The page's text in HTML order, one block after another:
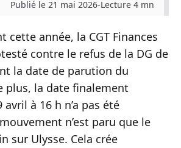
Publié le 21 mai 2026-Lecture 4 mn
cette année, la CGT Finances
contre le refus de la DG de
la date de parution du
plus, la date finalement
à 16 h n’a pas été
n’est paru que le
sur Ulysse. Cela crée